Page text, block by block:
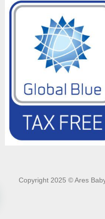
Copyright 2025 © Ares